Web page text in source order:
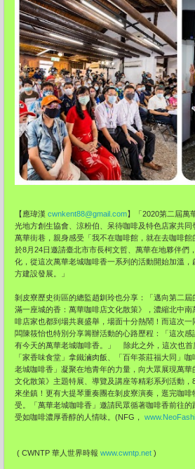
【應瑋漢 cwnkent88@gmail.com】「 2020第二屆萬
光地方創生協會、涼粉伯、 呆待咖啡及特色店家共同
萬華街巷，親身感受「我不在咖啡館， 就在去咖啡館
於8月24日邀請臺北市市長柯文哲、萬華在地夥伴們，
化， 從這次萬華老城咖啡香一系列的活動開始加溫，
方建設發展。」
剝皮寮歷史街區的總監趙釧玲也分享：「 邁向第二屆
滿一座城的香： 萬華咖啡店文化散策》，濃縮北中南
啡店家也都到場共襄盛舉，場面十分熱鬧！ 而這次一
闆陳筱怡也特別分享籌辦活動的心路歷程：「 這次感
有今天的萬華老城咖啡香。」 除此之外， 這次也首
「家香味食堂」拿鐵滷肉飯、「 百年茶莊福大同」咖
老城咖啡香」 凝聚在地青年的力量，向大眾展現萬華
文化散策》主題特展、導覽及講座等精彩系列活動，
來坐鎮！更有大提琴重奏團在剝皮寮演奏， 逛完咖啡
受。「萬華老城咖啡香」 邀請民眾循著咖啡香前往的
受如咖啡濃厚香醇的人情味。(NFG，
( CWNTP 華人世界時報 www.cwntp.net )